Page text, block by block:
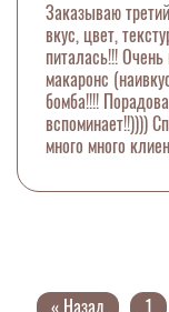
Заказываю
вкус, цвет,
питалась!!!
макаронс
бомба!!!!
вспоминает!!))))
много много
« Назад 1